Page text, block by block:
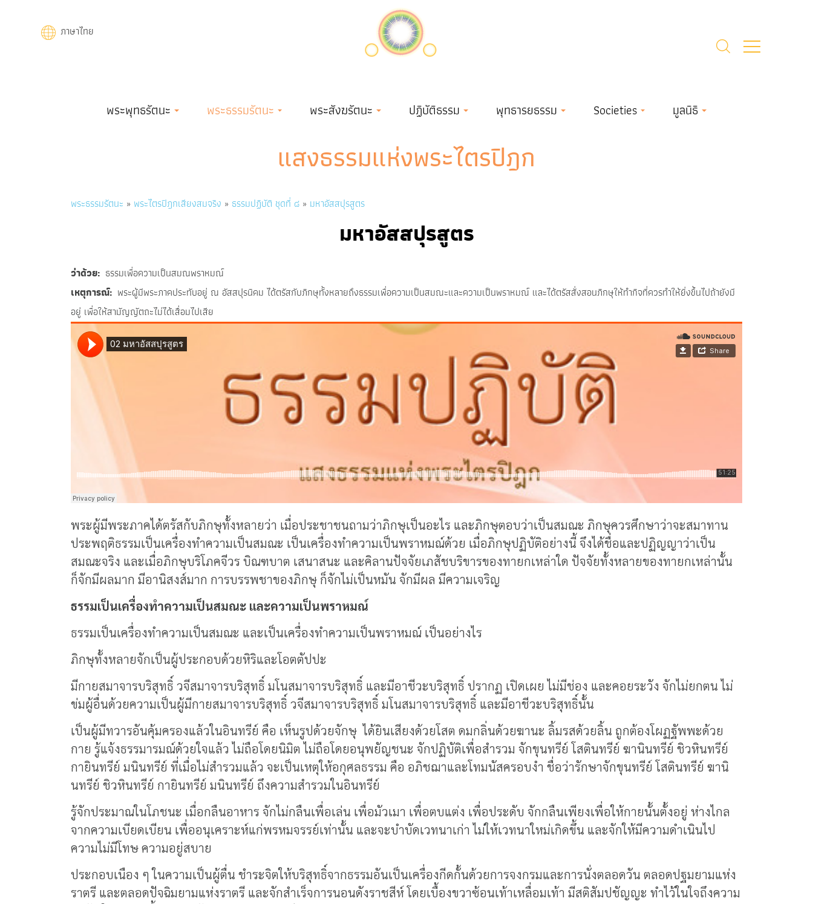
ภาษาไทย
navigationพระพุทธรัตนะ พระธรรมรัตนะ พระสังฆรัตนะ ปฏิบัติธรรม พุทธารยธรรม Societies มูลนิธิ
แสงธรรมแห่งพระไตรปิฎก
Breadcrumb
พระธรรมรัตนะ พระไตรปิฎกเสียงสมจริง ธรรมปฏิบัติ ชุดที่ ๘ มหาอัสสปุรสูตร
มหาอัสสปุรสูตร
ว่าด้วย ธรรมเพื่อความเป็นสมณพราหมณ์
เหตุการณ์ พระผู้มีพระภาคประทับอยู่ ณ อัสสปุรนิคม ได้ตรัสกับภิกษุทั้งหลายถึงธรรมเพื่อความเป็นสมณะและความเป็นพราหมณ์ และได้ตรัสสั่งสอนภิกษุให้ทำกิจที่ควรทำให้ยิ่งขึ้นไปถ้ายังมี
อยู่ เพื่อให้สามัญญัตถะไม่ได้เสื่อมไปเสีย
พระผู้มีพระภาคได้ตรัสกับภิกษุทั้งหลายว่า เมื่อประชาชนถามว่าภิกษุเป็นอะไร และภิกษุตอบว่าเป็นสมณะ ภิกษุควรศึกษาว่าจะสมาทาน
ประพฤติธรรมเป็นเครื่องทำความเป็นสมณะ เป็นเครื่องทำความเป็นพราหมณ์ด้วย เมื่อภิกษุปฏิบัติอย่างนี้ จึงได้ชื่อและปฏิญญาว่าเป็น
สมณะจริง และเมื่อภิกษุบริโภคจีวร บิณฑบาต เสนาสนะ และคิลานปัจจัยเภสัชบริขารของทายกเหล่าใด ปัจจัยทั้งหลายของทายกเหล่านั้น
ก็จักมีผลมาก มีอานิสงส์มาก การบรรพชาของภิกษุ ก็จักไม่เป็นหมัน จักมีผล มีความเจริญ
ธรรมเป็นเครื่องทำความเป็นสมณะ และความเป็นพราหมณ์
ธรรมเป็นเครื่องทำความเป็นสมณะ และเป็นเครื่องทำความเป็นพราหมณ์ เป็นอย่างไร
ภิกษุทั้งหลายจักเป็นผู้ประกอบด้วยหิริและโอตตัปปะ
มีกายสมาจารบริสุทธิ์ วจีสมาจารบริสุทธิ์ มโนสมาจารบริสุทธิ์ และมีอาชีวะบริสุทธิ์ ปรากฏ เปิดเผย ไม่มีช่อง และคอยระวัง จักไม่ยกตน ไม่
ข่มผู้อื่นด้วยความเป็นผู้มีกายสมาจารบริสุทธิ์ วจีสมาจารบริสุทธิ์ มโนสมาจารบริสุทธิ์ และมีอาชีวะบริสุทธิ์นั้น
เป็นผู้มีทวารอันคุ้มครองแล้วในอินทรีย์ คือ เห็นรูปด้วยจักษุ ได้ยินเสียงด้วยโสต ดมกลิ่นด้วยฆานะ ลิ้มรสด้วยลิ้น ถูกต้องโผฏฐัพพะด้วย
กาย รู้แจ้งธรรมารมณ์ด้วยใจแล้ว ไม่ถือโดยนิมิต ไม่ถือโดยอนุพยัญชนะ จักปฏิบัติเพื่อสำรวม จักขุนทรีย์ โสตินทรีย์ ฆานินทรีย์ ชิวหินทรีย์
กายินทรีย์ มนินทรีย์ ที่เมื่อไม่สำรวมแล้ว จะเป็นเหตุให้อกุศลธรรม คือ อภิชฌาและโทมนัสครอบงำ ชื่อว่ารักษาจักขุนทรีย์ โสตินทรีย์ ฆานิ
นทรีย์ ชิวหินทรีย์ กายินทรีย์ มนินทรีย์ ถึงความสำรวมในอินทรีย์
รู้จักประมาณในโภชนะ เมื่อกลืนอาหาร จักไม่กลืนเพื่อเล่น เพื่อมัวเมา เพื่อตบแต่ง เพื่อประดับ จักกลืนเพียงเพื่อให้กายนั้นตั้งอยู่ ห่างไกล
จากความเบียดเบียน เพื่ออนุเคราะห์แก่พรหมจรรย์เท่านั้น และจะบำบัดเวทนาเก่า ไม่ให้เวทนาใหม่เกิดขึ้น และจักให้มีความดำเนินไป
ความไม่มีโทษ ความอยู่สบาย
ประกอบเนือง ๆ ในความเป็นผู้ตื่น ชำระจิตให้บริสุทธิ์จากธรรมอันเป็นเครื่องกีดกั้นด้วยการจงกรมและการนั่งตลอดวัน ตลอดปฐมยามแห่ง
ราตรี และตลอดปัจฉิมยามแห่งราตรี และจักสำเร็จการนอนดังราชสีห์ โดยเบื้องขวาซ้อนเท้าเหลื่อมเท้า มีสติสัมปชัญญะ ทำไว้ในใจถึงความ